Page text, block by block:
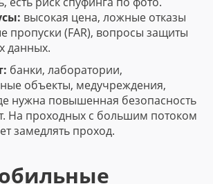
высокая цена, ложные отказы
пропуски (FAR), вопросы защиты
данных.
банки, лаборатории,
объекты, медучреждения,
нужна повышенная безопасность
На проходных с большим потоком
замедлять проход.